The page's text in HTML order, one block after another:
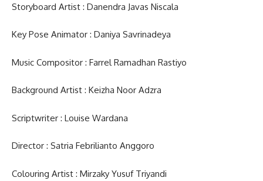
Storyboard Artist : Danendra Javas Niscala
Key Pose Animator : Daniya Savrinadeya
Music Compositor : Farrel Ramadhan Rastiyo
Background Artist : Keizha Noor Adzra
Scriptwriter : Louise Wardana
Director : Satria Febrilianto Anggoro
Colouring Artist : Mirzaky Yusuf Triyandi